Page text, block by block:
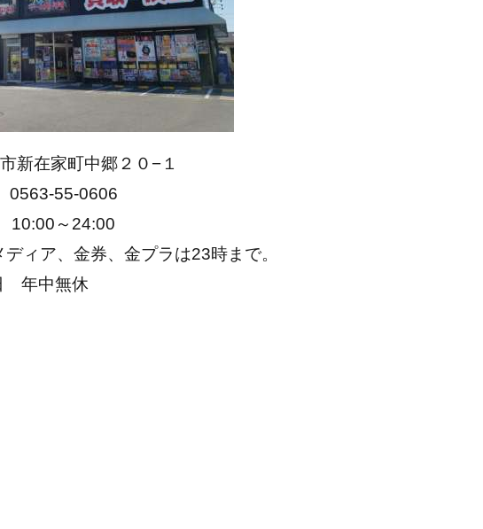
新在家町中郷２０−１
55-0606
10:00～24:00
ィア、金券、金プラは23時まで。
年中無休